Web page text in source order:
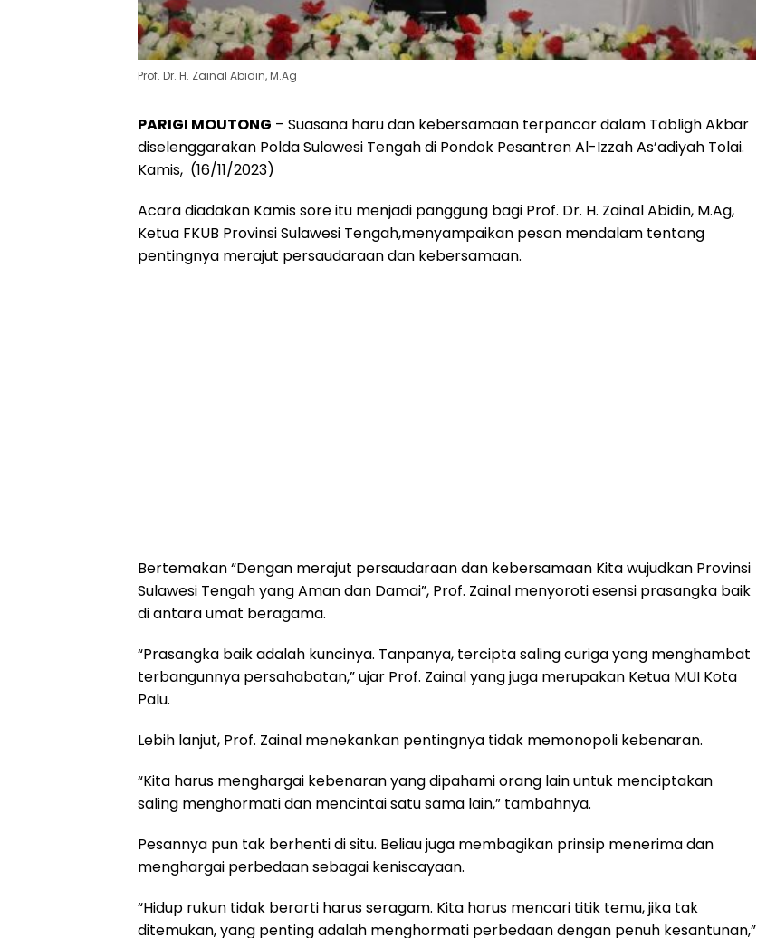
Prof. Dr. H. Zainal Abidin, M.Ag
PARIGI MOUTONG – Suasana haru dan kebersamaan terpancar dalam Tabligh Akbar
diselenggarakan Polda Sulawesi Tengah di Pondok Pesantren Al-Izzah As’adiyah Tolai.
Kamis, (16/11/2023)
Acara diadakan Kamis sore itu menjadi panggung bagi Prof. Dr. H. Zainal Abidin, M.Ag,
Ketua FKUB Provinsi Sulawesi Tengah,menyampaikan pesan mendalam tentang
pentingnya merajut persaudaraan dan kebersamaan.
Bertemakan “Dengan merajut persaudaraan dan kebersamaan Kita wujudkan Provinsi
Sulawesi Tengah yang Aman dan Damai”, Prof. Zainal menyoroti esensi prasangka baik
di antara umat beragama.
“Prasangka baik adalah kuncinya. Tanpanya, tercipta saling curiga yang menghambat
terbangunnya persahabatan,” ujar Prof. Zainal yang juga merupakan Ketua MUI Kota
Palu.
Lebih lanjut, Prof. Zainal menekankan pentingnya tidak memonopoli kebenaran.
“Kita harus menghargai kebenaran yang dipahami orang lain untuk menciptakan
saling menghormati dan mencintai satu sama lain,” tambahnya.
Pesannya pun tak berhenti di situ. Beliau juga membagikan prinsip menerima dan
menghargai perbedaan sebagai keniscayaan.
“Hidup rukun tidak berarti harus seragam. Kita harus mencari titik temu, jika tak
ditemukan, yang penting adalah menghormati perbedaan dengan penuh kesantunan,”